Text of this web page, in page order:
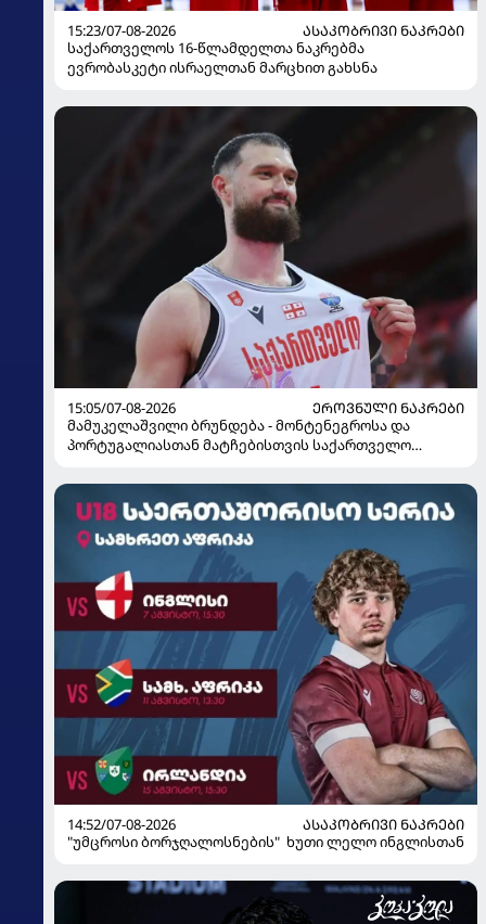
15:23/07-08-2026
ᲐᲡᲐᲙᲝᲑᲠᲘᲕᲘ ᲜᲐᲙᲠᲔᲑᲘ
საქართველოს 16-წლამდელთა ნაკრებმა
ევრობასკეტი ისრაელთან მარცხით გახსნა
15:05/07-08-2026
ᲔᲠᲝᲕᲜᲣᲚᲘ ᲜᲐᲙᲠᲔᲑᲘ
მამუკელაშვილი ბრუნდება - მონტენეგროსა და
პორტუგალიასთან მატჩებისთვის საქართველო
14:52/07-08-2026
ᲐᲡᲐᲙᲝᲑᲠᲘᲕᲘ ᲜᲐᲙᲠᲔᲑᲘ
"უმცროსი ბორჯღალოსნების" ხუთი ლელო ინგლისთან